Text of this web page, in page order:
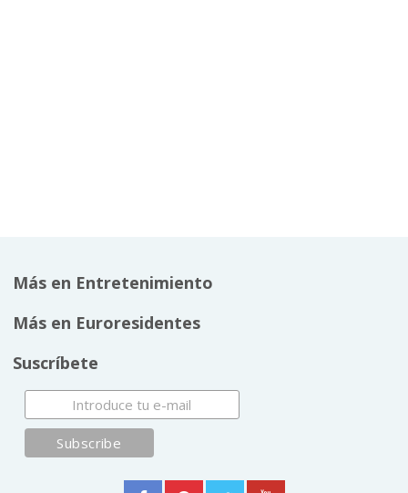
Más en Entretenimiento
Más en Euroresidentes
Suscríbete